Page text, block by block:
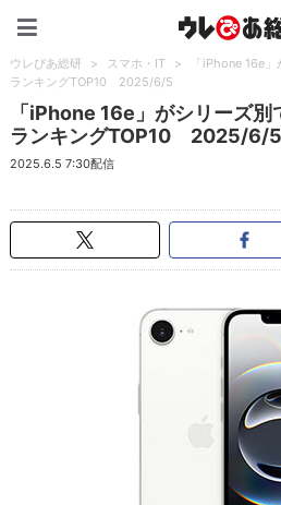
ウレぴあ総研 > スマホ・IT >
「iPhone 16e
ランキングTOP10 2025/6/5
「iPhone 16e」がシリーズ
ランキングTOP10 2025/6/5
2025.6.5 7:30配信